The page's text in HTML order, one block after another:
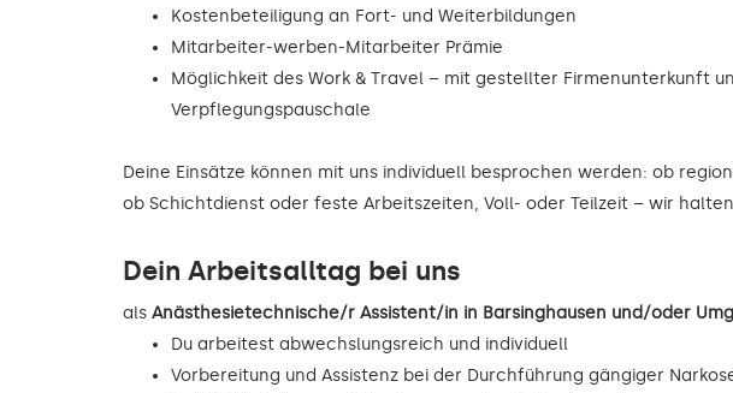
Kostenbeteiligung an Fort- und Weiterbildungen
Mitarbeiter-werben-Mitarbeiter Prämie
Möglichkeit des Work & Travel – mit gestellter Firmenunterkunft
Verpflegungspauschale
Deine Einsätze können mit uns individuell besprochen werden: ob
ob Schichtdienst oder feste Arbeitszeiten, Voll- oder Teilzeit – wir
Dein Arbeitsalltag bei uns
als Anästhesietechnische/r Assistent/in in Barsinghausen und/oder
Du arbeitest abwechslungsreich und individuell
Vorbereitung und Assistenz bei der Durchführung gängiger